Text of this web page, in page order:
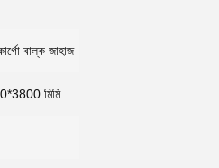
বাল্ক জাহাজ
মিমি